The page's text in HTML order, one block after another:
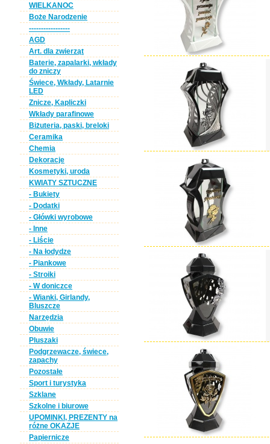
WIELKANOC
Boże Narodzenie
-----------------
AGD
Art. dla zwierząt
Baterie, zapalarki, wkłady
do zniczy
Świece, Wkłady, Latarnie
LED
Znicze, Kapliczki
Wkłady parafinowe
Biżuteria, paski, breloki
Ceramika
Chemia
Dekoracje
Kosmetyki, uroda
KWIATY SZTUCZNE
- Bukiety
- Dodatki
- Główki wyrobowe
- Inne
- Liście
- Na łodydze
- Piankowe
- Stroiki
- W doniczce
- Wianki, Girlandy,
Bluszcze
Narzędzia
Obuwie
Pluszaki
Podgrzewacze, świece,
zapachy
Pozostałe
Sport i turystyka
Szklane
Szkolne i biurowe
UPOMINKI, PREZENTY na
różne OKAZJE
Papiernicze